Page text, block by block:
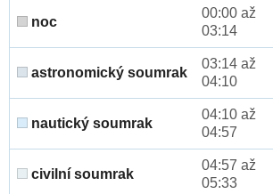
noc
00:00 až
03:14
astronomický soumrak
03:14 až
04:10
nautický soumrak
04:10 až
04:57
civilní soumrak
04:57 až
05:33